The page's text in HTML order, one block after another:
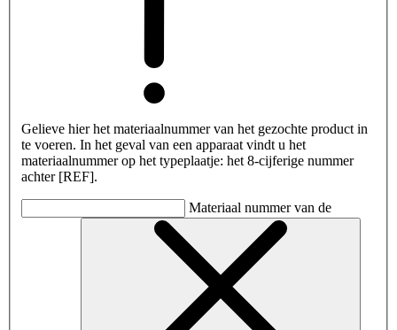
Gelieve hier het materiaalnummer van het gezochte product in
te voeren. In het geval van een apparaat vindt u het
materiaalnummer op het typeplaatje: het 8-cijferige nummer
achter [REF].
Materiaal nummer van de